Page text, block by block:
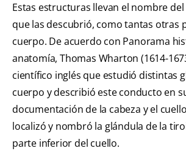
Estas estructuras llevan el nombre
que las descubrió, como tantas otras
cuerpo. De acuerdo con Panorama
anatomía, Thomas Wharton (1614-
científico inglés que estudió distintas
cuerpo y describió este conducto en
documentación de la cabeza y el
localizó y nombró la glándula de la
parte inferior del cuello.